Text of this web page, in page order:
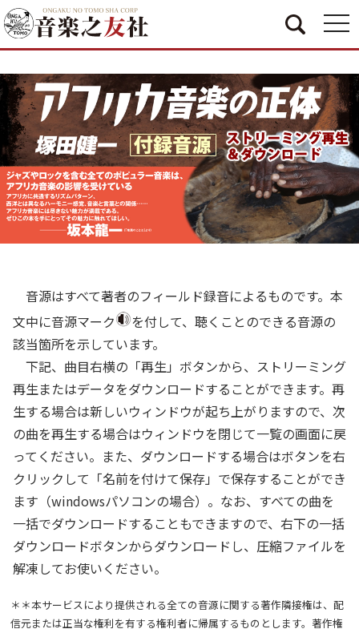
音源はすべて著者のフィールド録音によるものです。本
文中に音源マーク
を付して、聴くことのできる音源の
該当箇所を示しています。
下記、曲目右横の「再生」ボタンから、ストリーミング
再生またはデータをダウンロードすることができます。再
生する場合は新しいウィンドウが起ち上がりますので、次
の曲を再生する場合はウィンドウを閉じて一覧の画面に戻
ってください。また、ダウンロードする場合はボタンを右
クリックして「名前を付けて保存」で保存することができ
ます（windowsパソコンの場合）。なお、すべての曲を
一括でダウンロードすることもできますので、右下の一括
ダウンロードボタンからダウンロードし、圧縮ファイルを
解凍してお使いください。
＊＊本サービスにより提供される全ての音源に関する著作隣接権は、配
信元または正当な権利を有する権利者に帰属するものとします。著作権